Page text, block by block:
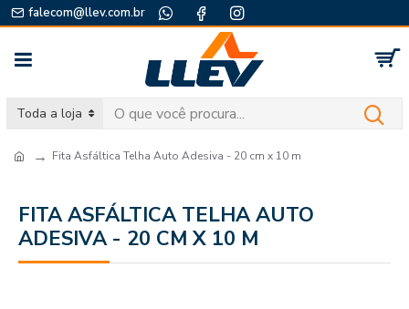
falecom@llev.com.br
Toda a loja
Fita Asfáltica Telha Auto Adesiva - 20 cm x 10 m
FITA ASFÁLTICA TELHA AUTO
ADESIVA - 20 CM X 10 M